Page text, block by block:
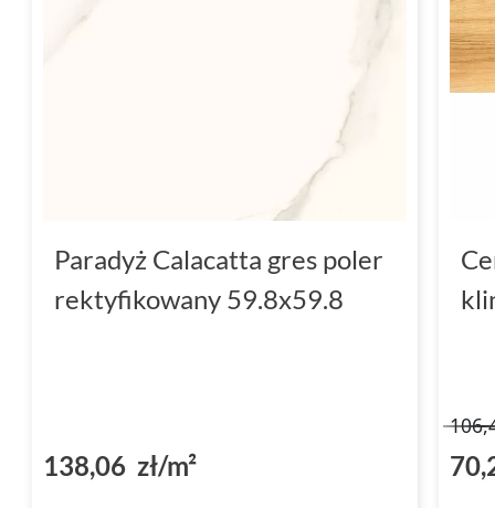
Paradyż Calacatta gres poler
rektyfikowany 59.8x59.8
138,06 zł/m²